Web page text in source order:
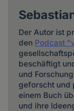
Der Autor ist
den Podcast
beschäftigt
und
geforscht und
einem Buch
und ihre